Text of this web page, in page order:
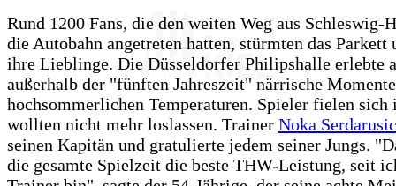
Rund 1200 Fans, die den weiten Weg aus Schleswig-
die Autobahn angetreten hatten, stürmten das Parkett
ihre Lieblinge. Die Düsseldorfer Philipshalle erlebte
außerhalb der "fünften Jahreszeit" närrische
hochsommerlichen Temperaturen. Spieler fielen sich
wollten nicht mehr loslassen. Trainer Noka Serdarusic
seinen Kapitän und gratulierte jedem seiner Jungs.
die gesamte Spielzeit die beste THW-Leistung, seit